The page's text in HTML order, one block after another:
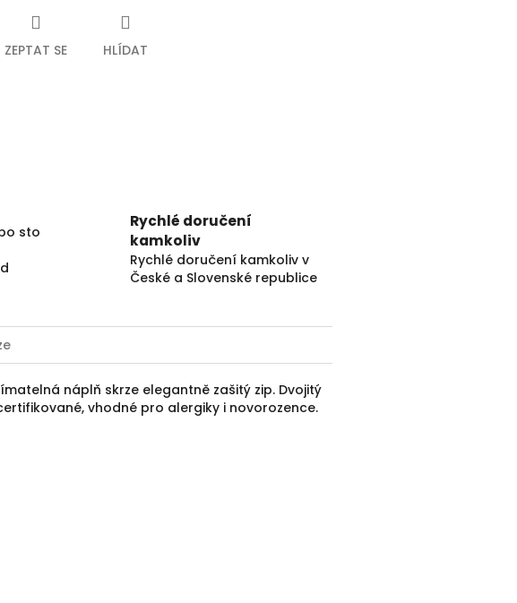
ZEPTAT SE HLÍDAT
sto
Rychlé doručení
kamkoliv
Rychlé doručení kamkoliv v
České a Slovenské republice
náplň skrze elegantně zašitý zip. Dvojitý
vhodné pro alergiky i novorozence.